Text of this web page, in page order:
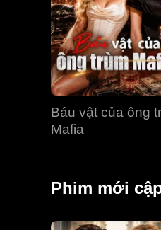
Báu vật của ông
Mafia
Phim mới